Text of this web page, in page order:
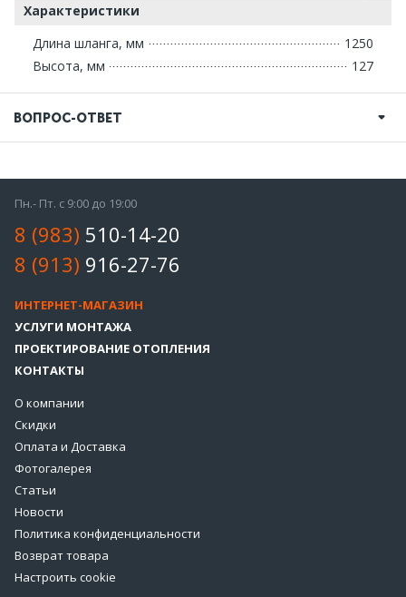
Характеристики
Длина шланга, мм
1250
Высота, мм
127
ВОПРОС-ОТВЕТ
Пн.- Пт. с 9:00 до 19:00
8 (983) 510-14-20
8 (913) 916-27-76
ИНТЕРНЕТ-МАГАЗИН
УСЛУГИ МОНТАЖА
ПРОЕКТИРОВАНИЕ ОТОПЛЕНИЯ
КОНТАКТЫ
О компании
Скидки
Оплата и Доставка
Фотогалерея
Статьи
Новости
Политика конфиденциальности
Возврат товара
Настроить cookie